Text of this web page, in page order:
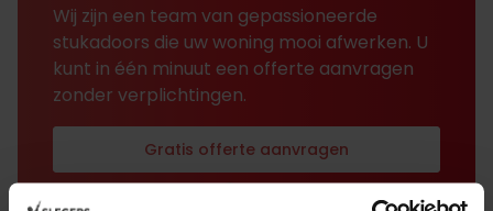
Wij zijn een team van gepassioneerde
stukadoors die uw woning mooi afwerken. U
kunt in één minuut een offerte aanvragen
zonder verplichtingen.
Gratis offerte aanvragen